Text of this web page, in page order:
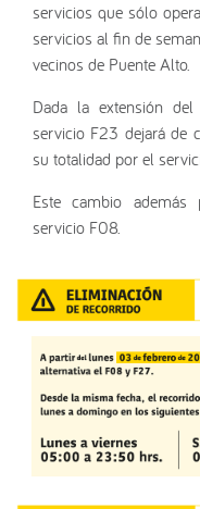
servicios que sólo
servicios al fin de
vecinos de Puente Alto.
Dada la extensión
servicio F23 dejará de
su totalidad por el
Este cambio
servicio F08.